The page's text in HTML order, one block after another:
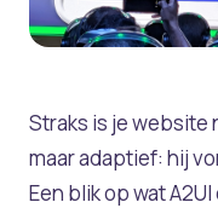
Straks is je website
maar adaptief: hij
Een blik op wat